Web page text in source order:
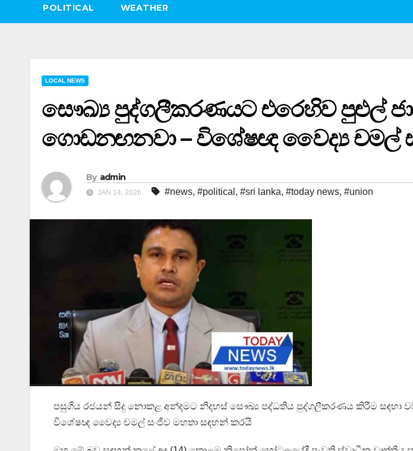
POLITICAL WEATHER
LOCAL NEWS
සෞඛ්‍ය පුද්ගලීකරණයට එරෙහිව පුළුල්
ගොඩනඟනවා – විශේෂඥ වෛද්‍ය චමල්
By admin
JAN 14, 2026 #news, #political , #sri lanka, #today news, #union
පසුගිය රජයන් සිදු නොකළ අන්දමට නිදහස් සෞඛ්‍ය පද්ධතිය පුද්ගලීකරණය කිරීම සඳහා
විශේෂඥ වෛද්‍ය චමල් සංජීව මහතා සඳහන් කරයි